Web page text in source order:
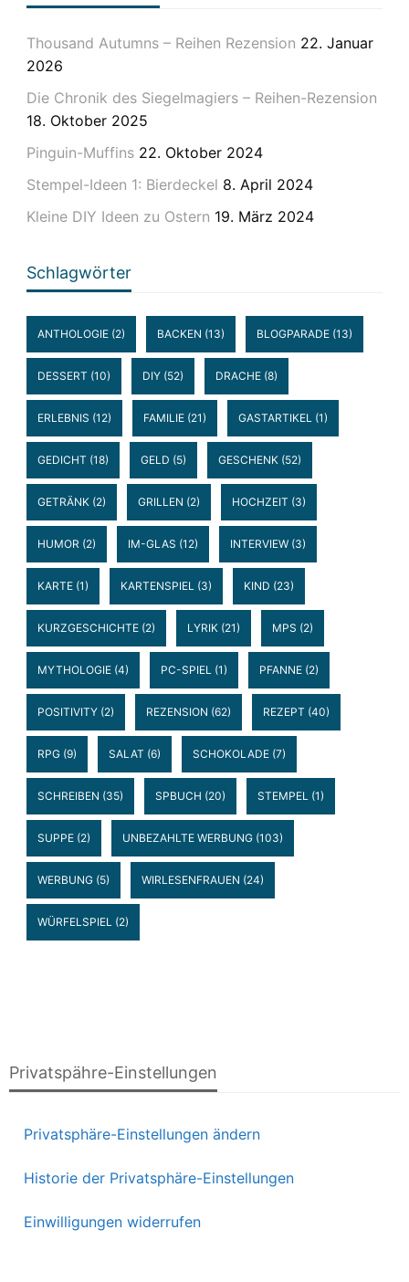
Thousand Autumns – Reihen Rezension 22. Januar
2026
Die Chronik des Siegelmagiers – Reihen-Rezension
18. Oktober 2025
Pinguin-Muffins 22. Oktober 2024
Stempel-Ideen 1: Bierdeckel 8. April 2024
Kleine DIY Ideen zu Ostern 19. März 2024
Schlagwörter
ANTHOLOGIE(2) BACKEN (13) BLOGPARADE(13)
DESSERT (10) DIY(52) DRACHE(8)
ERLEBNIS (12) FAMILIE(21) GASTARTIKEL(1)
GEDICHT (18) GELD (5) GESCHENK(52)
GETRÄNK(2) GRILLEN (2) HOCHZEIT (3)
HUMOR (2) IM-GLAS (12) INTERVIEW(3)
KARTE(1) KARTENSPIEL(3) KIND (23)
KURZGESCHICHTE(2) LYRIK(21) MPS (2)
MYTHOLOGIE(4) PC-SPIEL(1) PFANNE(2)
POSITIVITY(2) REZENSION (62) REZEPT (40)
RPG(9) SALAT (6) SCHOKOLADE(7)
SCHREIBEN (35) SPBUCH (20) STEMPEL(1)
SUPPE(2) UNBEZAHLTE WERBUNG(103)
WERBUNG(5) WIRLESENFRAUEN (24)
WÜRFELSPIEL(2)
Privatspähre-Einstellungen
Privatsphäre-Einstellungen ändern
Historie der Privatsphäre-Einstellungen
Einwilligungen widerrufen